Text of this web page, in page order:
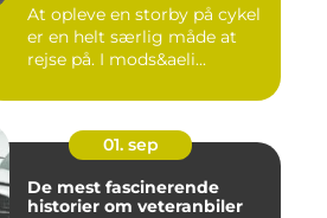
At opleve en storby på cykel
er en helt særlig måde at
rejse på. I mods&aeli...
01. sep
De mest fascinerende
historier om veteranbiler